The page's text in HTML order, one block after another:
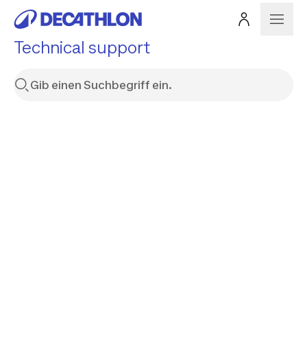
Technical support